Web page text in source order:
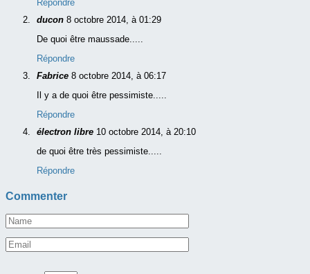
Répondre
ducon 8 octobre 2014, à 01:29
De quoi être maussade.....
Répondre
Fabrice 8 octobre 2014, à 06:17
Il y a de quoi être pessimiste.....
Répondre
électron libre 10 octobre 2014, à 20:10
de quoi être très pessimiste.....
Répondre
Commenter